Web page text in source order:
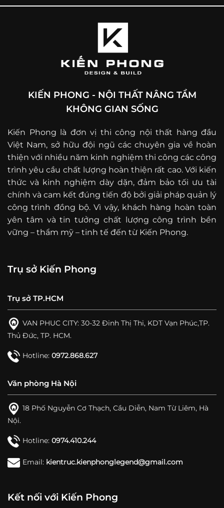
KIẾN PHONG - NỘI THẤT NÂNG TẦM
KHÔNG GIAN SỐNG
Kiến Phong là đơn vị thi công nội thất hàng đầu
Việt Nam, sở hữu đội ngũ các chuyên gia về hoàn
thiện với nhiều năm kinh nghiệm thi công các công
trình yêu cầu chất lượng hoàn thiện rất cao. Với kiến
thức và kinh nghiệm dày dặn, đảm bảo tối ưu tài
chính và cam kết đúng tiến độ bởi giải pháp quản lý
công trình đồng bộ. Vì vậy, khách hàng hoàn toàn
yên tâm và tin tưởng chất lượng công trình bền
vững – thẩm mỹ – tinh tế đến từ Kiến Phong.
Trụ sở Kiến Phong
Trụ sở TP.HCM
VAN PHUC CITY: 30-32 Đinh Thị Thi, KDT Vạn Phúc,TP.
Thủ Đức, TP. HCM.
Hotline:0972.868.627
Văn phòng Hà Nội
18 Phố Nguyễn Cơ Thạch, Cầu Diễn, Nam Từ Liêm, Hà
Nội.
Hotline:0974.410.244
Email: kientruc.kienphonglegend@gmail.com
Kết nối với Kiến Phong